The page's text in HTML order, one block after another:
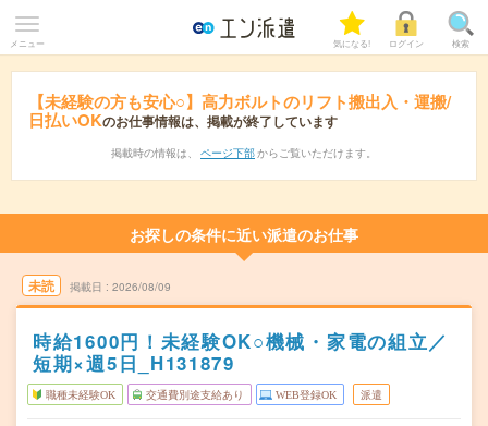
メニュー 気になる! ログイン 検索
【未経験の方も安心○】高力ボルトのリフト搬出入・運搬/
日払いOKのお仕事情報は、掲載が終了しています
掲載時の情報は、 ページ下部 からご覧いただけます。
お探しの条件に近い派遣のお仕事
未読 掲載日 2026/08/09
時給1600円！未経験OK○機械・家電の組立／
短期×週5日_H131879
職種未経験OK 交通費別途支給あり WEB登録OK 派遣